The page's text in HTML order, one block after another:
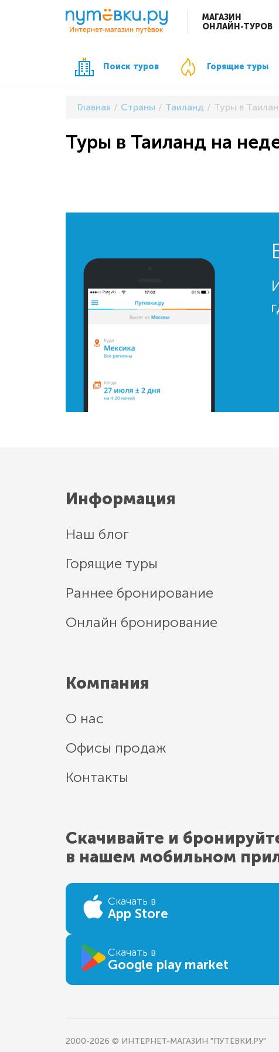
МАГАЗИН
ОНЛАЙН-ТУРОВ
Поиск туров Горящие туры
Главная Страны Таиланд Туры в
Туры в Таиланд на
Информация
Наш блог
Горящие туры
Раннее бронирование
Онлайн бронирование
Компания
О нас
Офисы продаж
Контакты
Скачивайте и
в нашем мобильном
Скачать в
App Store
Скачать в
Google play market
2000-2026 © ИНТЕРНЕТ-МАГАЗИН "ПУТЁВКИ.РУ"